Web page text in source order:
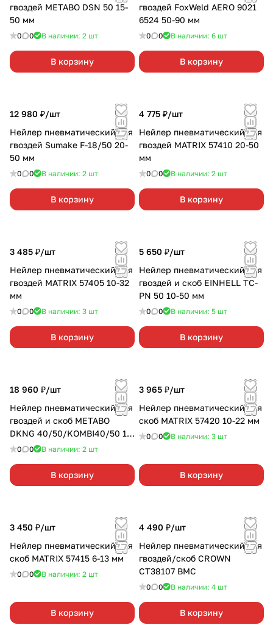
гвоздей METABO DSN 50 15-
50 мм
0 0 В наличии: 2 шт
В корзину
гвоздей FoxWeld AERO 9021
6524 50-90 мм
0 0 В наличии: 6 шт
В корзину
12 980 ₽/шт
Нейлер пневматический для
гвоздей Sumake F-18/50 20-
50 мм
0 0 В наличии: 2 шт
В корзину
4 775 ₽/шт
Нейлер пневматический для
гвоздей MATRIX 57410 20-50
мм
0 0 В наличии: 2 шт
В корзину
3 485 ₽/шт
Нейлер пневматический для
гвоздей MATRIX 57405 10-32
мм
0 0 В наличии: 3 шт
В корзину
5 650 ₽/шт
Нейлер пневматический для
гвоздей и скоб EINHELL TC-
PN 50 10-50 мм
0 0 В наличии: 5 шт
В корзину
18 960 ₽/шт
Нейлер пневматический для
гвоздей и скоб METABO
DKNG 40/50/KOMBI40/50 15-
50 мм
0 0 В наличии: 2 шт
В корзину
3 965 ₽/шт
Нейлер пневматический для
скоб MATRIX 57420 10-22 мм
0 0 В наличии: 3 шт
В корзину
3 450 ₽/шт
Нейлер пневматический для
скоб MATRIX 57415 6-13 мм
0 0 В наличии: 2 шт
В корзину
4 490 ₽/шт
Нейлер пневматический для
гвоздей/скоб CROWN
CT38107 BMC
0 0 В наличии: 4 шт
В корзину